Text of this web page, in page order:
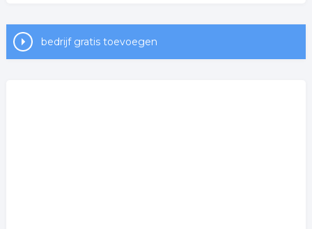
bedrijf gratis toevoegen